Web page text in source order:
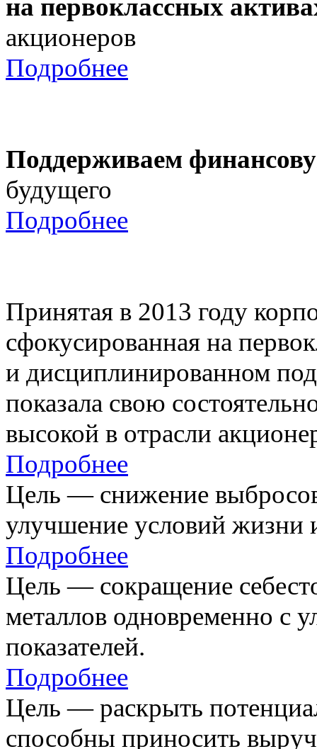
на первоклассных
акционеров
Подробнее
Поддерживаем
будущего
Подробнее
Принятая в 2013 году
сфокусированная на
и дисциплинированном
показала свою
высокой в отрасли
Подробнее
Цель — снижение
улучшение условий жизни
Подробнее
Цель — сокращение
металлов одновременно с
показателей.
Подробнее
Цель — раскрыть
способны приносить